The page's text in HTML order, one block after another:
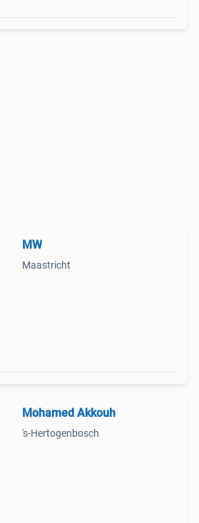
MW
Maastricht
Mohamed Akkouh
's-Hertogenbosch